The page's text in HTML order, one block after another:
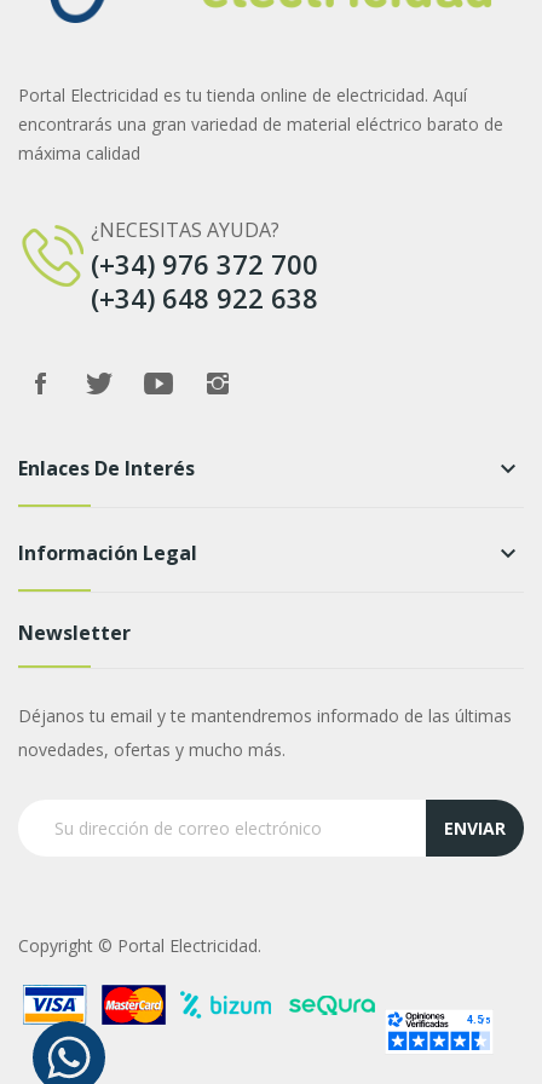
Portal Electricidad es tu tienda online de electricidad. Aquí
encontrarás una gran variedad de material eléctrico barato de
máxima calidad
¿NECESITAS AYUDA?
(+34) 976 372 700
(+34) 648 922 638
Enlaces De Interés keyboard_arrow_down
Información Legal keyboard_arrow_down
Newsletter
Déjanos tu email y te mantendremos informado de las últimas
novedades, ofertas y mucho más.
ENVIAR
Copyright © Portal Electricidad.